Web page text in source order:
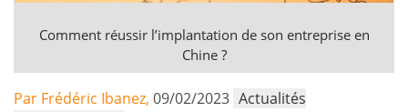
Comment réussir l’implantation de son entreprise en
Chine ?
Par Frédéric Ibanez, 09/02/2023 Actualités